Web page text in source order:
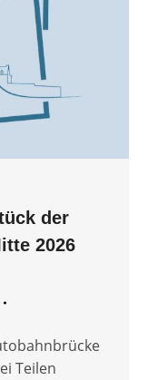
der
2026
Teilen